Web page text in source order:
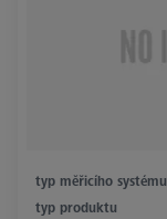
typ měřicího systému
typ produktu